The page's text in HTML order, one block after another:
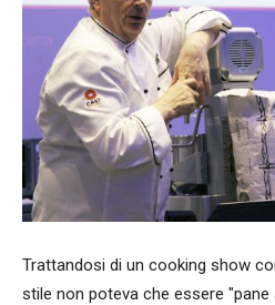
Trattandosi di un cooking show
stile non poteva che essere "pane